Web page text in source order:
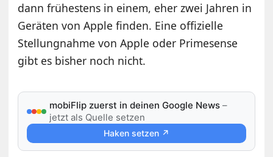
dann frühestens in einem, eher zwei Jahren in
Geräten von Apple finden. Eine offizielle
Stellungnahme von Apple oder Primesense
gibt es bisher noch nicht.
mobiFlip zuerst in deinen Google News –
jetzt als Quelle setzen
Haken setzen ↗